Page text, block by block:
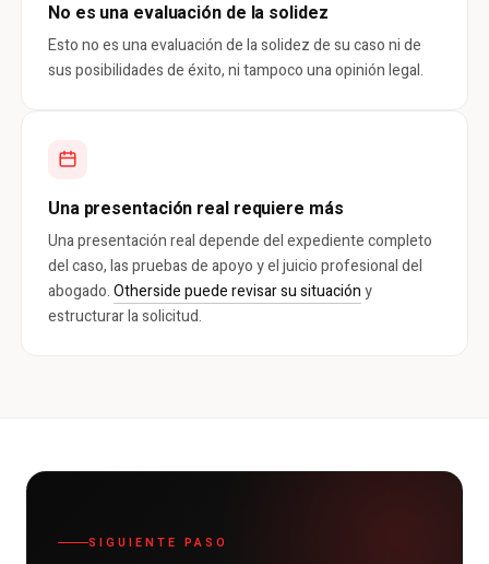
No es una evaluación de la solidez
Esto no es una evaluación de la solidez de su caso ni de
sus posibilidades de éxito, ni tampoco una opinión legal.
Una presentación real requiere más
Una presentación real depende del expediente completo
del caso, las pruebas de apoyo y el juicio profesional del
abogado.Otherside puede revisar su situacióny
estructurar la solicitud.
SIGUIENTE PASO